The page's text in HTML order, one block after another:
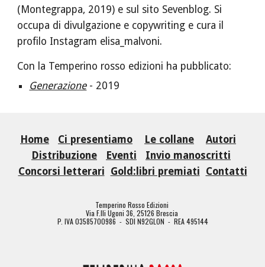
(Montegrappa, 2019) e sul sito Sevenblog. Si
occupa di divulgazione e copywriting e cura il
profilo Instagram elisa_malvoni.
Con la Temperino rosso edizioni ha pubblicato:
Generazione - 2019
Home Ci presentiamo Le collane
Autori
Distribuzione
Eventi
Invio manoscritti
Concorsi letterari Gold:libri premiati Contatti
Temperino Rosso Edizioni
Via F.lli Ugoni 36, 25126 Brescia
P. IVA 03585700986 - SDI N92GLON - REA 495144